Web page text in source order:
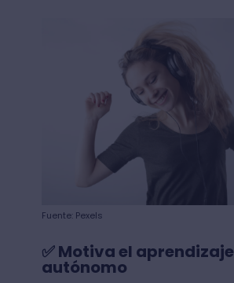
Fuente: Pexels
✅ Motiva el aprendizaje
autónomo